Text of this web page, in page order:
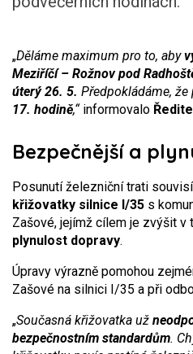
„Děláme maximum pro to, aby
Meziříčí – Rožnov pod
úterý 26. 5. Předpokládáme,
17. hodině,“ informovalo
Bezpečnější a
Posunutí železniční trati
křižovatky silnice I/35 s
Zašové, jejímž cílem je zvýšit v
plynulost dopravy.
Úpravy výrazně pomohou
Zašové na silnici I/35 a při
„Současná křižovatka už
bezpečnostním standardům.